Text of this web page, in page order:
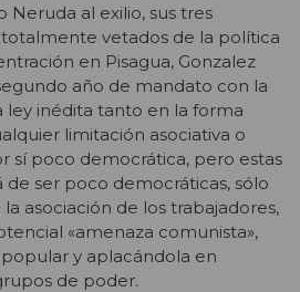
Neruda al exilio, sus tres
vetados de la política
en Pisagua, Gonzalez
año de mandato con la
inédita tanto en la forma
limitación asociativa o
sí poco democrática, pero estas
de ser poco democráticas, sólo
asociación de los trabajadores,
«amenaza comunista»,
y aplacándola en
de poder.